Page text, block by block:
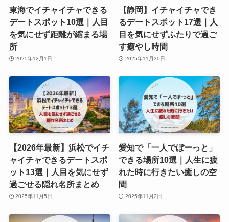
東海でイチャイチャできる
デートスポット10選｜人目
を気にせず距離が縮まる場
所
2025年12月1日
【静岡】イチャイチャでき
るデートスポット17選｜人
目を気にせずふたりで過ご
す癒やし時間
2025年11月30日
【2026年最新】浜松でイチ
ャイチャできるデートスポ
ット13選｜人目を気にせず
過ごせる隠れ名所まとめ
2025年11月5日
愛知で「一人でぼーっと」
できる場所10選｜人生に疲
れた時に行きたい癒しの空
間
2025年11月2日